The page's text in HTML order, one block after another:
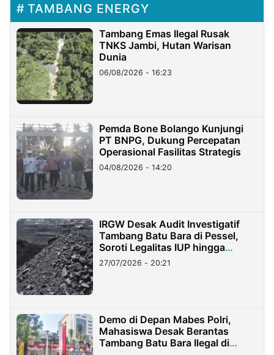
TAMBANG ENERGY
Tambang Emas Ilegal Rusak
TNKS Jambi, Hutan Warisan
Dunia
06/08/2026 - 16:23
Pemda Bone Bolango Kunjungi
PT BNPG, Dukung Percepatan
Operasional Fasilitas Strategis
04/08/2026 - 14:20
IRGW Desak Audit Investigatif
Tambang Batu Bara di Pessel,
Soroti Legalitas IUP hingga
Stockpile
27/07/2026 - 20:21
Demo di Depan Mabes Polri,
Mahasiswa Desak Berantas
Tambang Batu Bara Ilegal di